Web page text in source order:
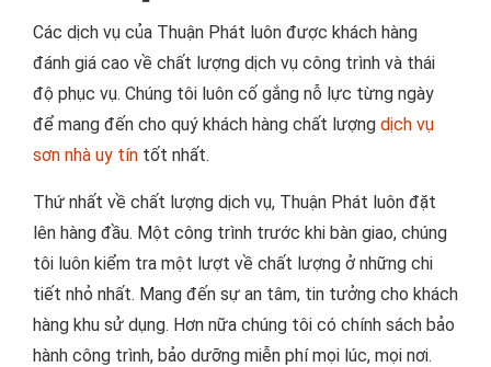
Các dịch vụ của Thuận Phát luôn được khách hàng
đánh giá cao về chất lượng dịch vụ công trình và thái
độ phục vụ. Chúng tôi luôn cố gắng nỗ lực từng ngày
để mang đến cho quý khách hàng chất lượng dịch vụ
sơn nhà uy tín tốt nhất.
Thứ nhất về chất lượng dịch vụ, Thuận Phát luôn đặt
lên hàng đầu. Một công trình trước khi bàn giao, chúng
tôi luôn kiểm tra một lượt về chất lượng ở những chi
tiết nhỏ nhất. Mang đến sự an tâm, tin tưởng cho khách
hàng khu sử dụng. Hơn nữa chúng tôi có chính sách bảo
hành công trình, bảo dưỡng miễn phí mọi lúc, mọi nơi.